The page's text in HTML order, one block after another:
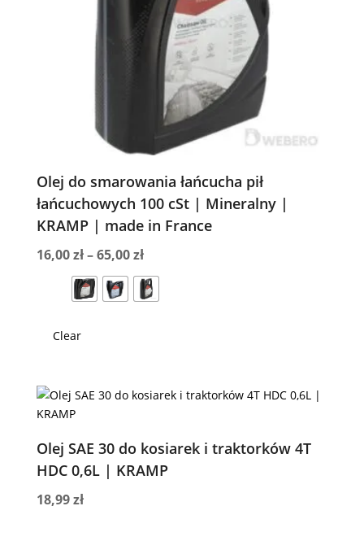
Olej do smarowania łańcucha pił
łańcuchowych 100 cSt | Mineralny |
KRAMP | made in France
16,00zł–65,00złZakres
cen:
od
Clear
Olej SAE 30 do kosiarek i traktorków 4T
HDC 0,6L | KRAMP
18,99zł